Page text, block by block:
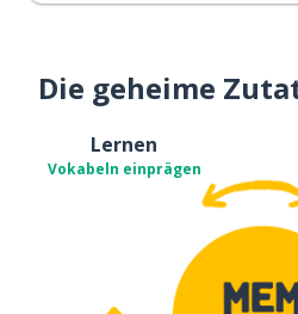
Die geheime
Lernen
Vokabeln einprägen